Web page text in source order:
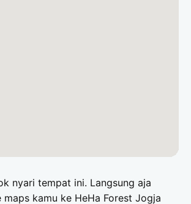
nyari tempat ini. Langsung aja
kamu ke HeHa Forest Jogja